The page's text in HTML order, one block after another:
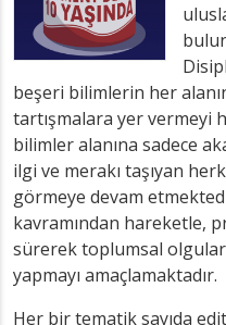
beşeri bilimlerin her
tartışmalara yer vermeyi
bilimler alanına sadece
ilgi ve merakı taşıyan
görmeye devam
kavramından hareketle,
sürerek toplumsal
yapmayı amaçlamaktadır.
Her bir tematik sayıda